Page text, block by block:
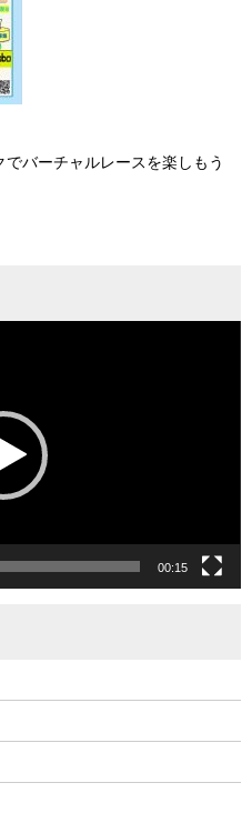
でバーチャルレースを楽しもう
00:15